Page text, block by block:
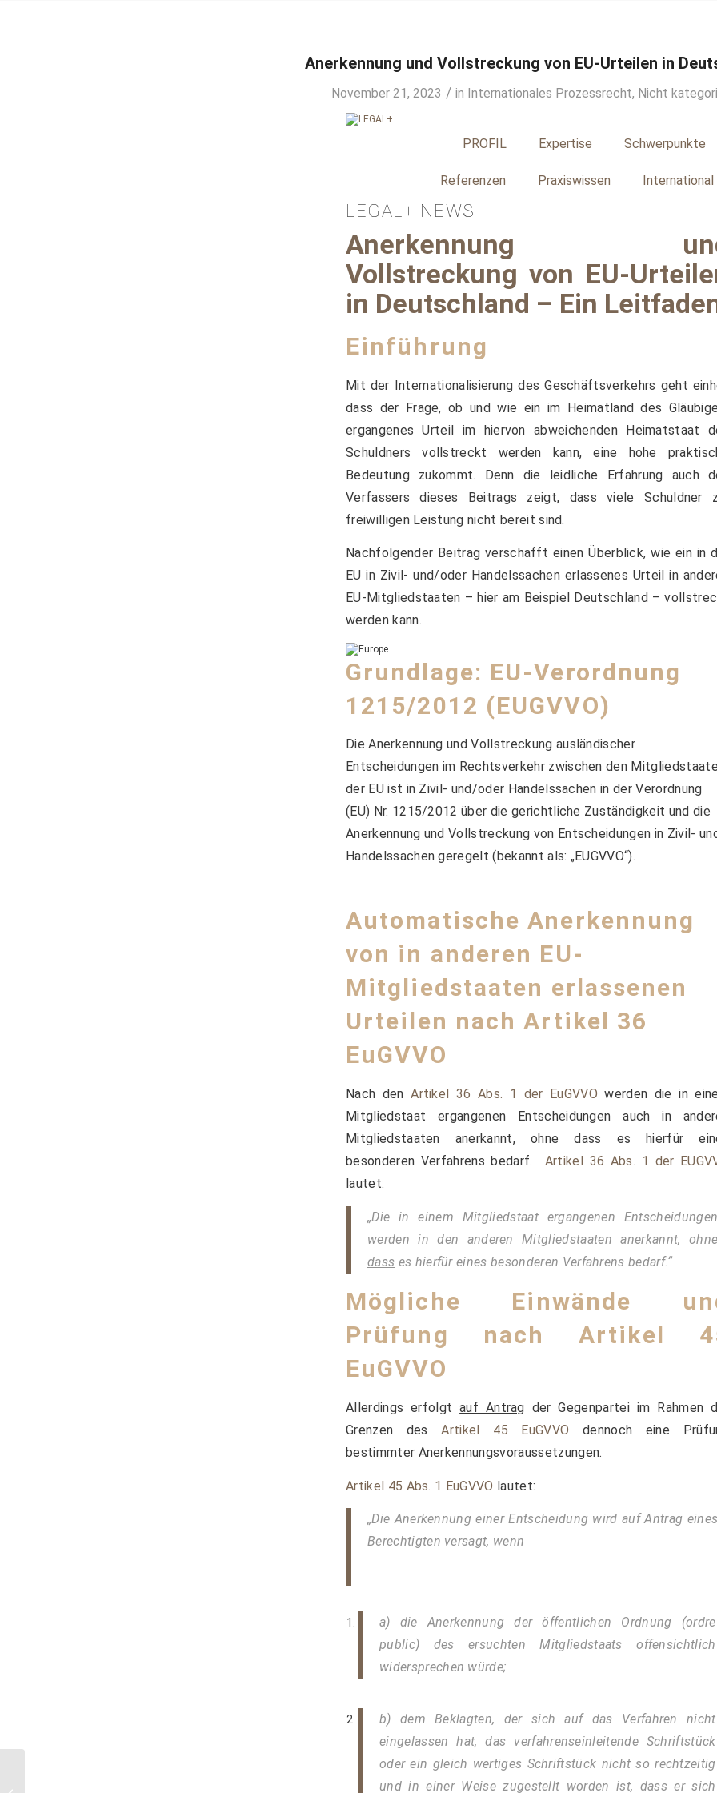
Anerkennung und Vollstreckung von EU-Urteilen in
November 21, 2023 / in Internationales Prozessrecht, Nicht
PROFIL Expertise Schwerpunkte
Referenzen Praxiswissen International
LEGAL+ NEWS
Anerkennung
Vollstreckung von EU-
in Deutschland – Ein
Einführung
Mit der Internationalisierung des Geschäftsverkehrs geht
dass der Frage, ob und wie ein im Heimatland des
ergangenes Urteil im hiervon abweichenden Heimatstaat
Schuldners vollstreckt werden kann, eine hohe
Bedeutung zukommt. Denn die leidliche Erfahrung auch
Verfassers dieses Beitrags zeigt, dass viele Schuldner
freiwilligen Leistung nicht bereit sind.
Nachfolgender Beitrag verschafft einen Überblick, wie ein in
EU in Zivil- und/oder Handelssachen erlassenes Urteil in
EU-Mitgliedstaaten – hier am Beispiel Deutschland –
werden kann.
Grundlage: EU-Verordnung
1215/2012 (EUGVVO)
Die Anerkennung und Vollstreckung ausländischer
Entscheidungen im Rechtsverkehr zwischen den
der EU ist in Zivil- und/oder Handelssachen in der Verordnung
(EU) Nr. 1215/2012 über die gerichtliche Zuständigkeit und die
Anerkennung und Vollstreckung von Entscheidungen in Zivil-
Handelssachen geregelt (bekannt als: „EUGVVO“).
Automatische Anerkennung
von in anderen EU-
Mitgliedstaaten erlassenen
Urteilen nachArtikel 36
EuGVVO
Nach denArtikel 36 Abs. 1 der EuGVVO werden die in
Mitgliedstaat ergangenen Entscheidungen auch in
Mitgliedstaaten anerkannt, ohne dass es hierfür
besonderen Verfahrens bedarf. Artikel 36 Abs. 1 der
lautet:
„Die in einem Mitgliedstaat ergangenen
werden in den anderen Mitgliedstaaten anerkannt,
dass es hierfür eines besonderen Verfahrens bedarf.“
Mögliche Einwände
Prüfung nachArtikel
EuGVVO
Allerdings erfolgtauf Antrag der Gegenpartei im Rahmen
Grenzen desArtikel 45 EuGVVO dennoch eine
bestimmter Anerkennungsvoraussetzungen.
Artikel 45 Abs. 1 EuGVVO lautet:
„Die Anerkennung einer Entscheidung wird auf Antrag
Berechtigten versagt, wenn
a) die Anerkennung der öffentlichen Ordnung (ordre
public) des ersuchten Mitgliedstaats offensichtlich
widersprechen würde;
b) dem Beklagten, der sich auf das Verfahren nicht
eingelassen hat, das verfahrenseinleitende Schriftstück
oder ein gleich wertiges Schriftstück nicht so rechtzeitig
und in einer Weise zugestellt worden ist, dass er sich